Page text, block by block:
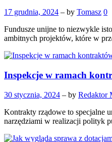
17 grudnia, 2024 – by Tomasz 0
Fundusze unijne to niezwykle
ambitnych projektów, które w
Inspekcje w ramach
30 stycznia, 2024 – by Redaktor
Kontrakty rządowe to specjalne
narzędziami w realizacji polityk